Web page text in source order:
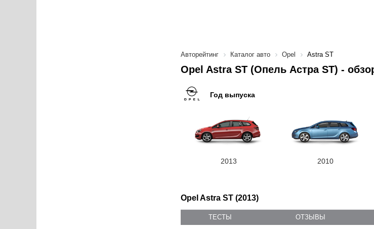
Авторейтинг Каталог авто Opel Astra ST
Opel Astra ST (Опель Астра ST) -
Год выпуска
2013 2010
Opel Astra ST (2013)
ТЕСТЫ ОТЗЫВЫ